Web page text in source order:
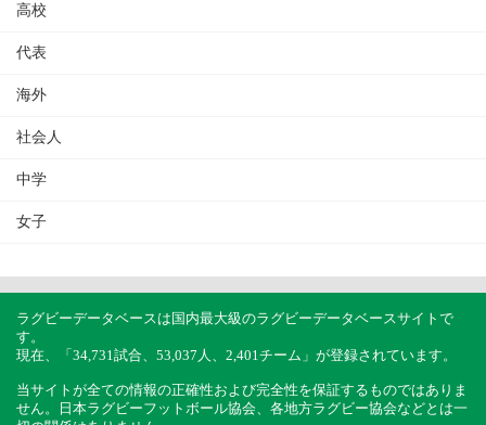
高校
代表
海外
社会人
中学
女子
ラグビーデータベースは国内最大級のラグビーデータベースサイトで
す。
現在、「34,731試合、53,037人、2,401チーム」が登録されています。
当サイトが全ての情報の正確性および完全性を保証するものではありま
せん。日本ラグビーフットボール協会、各地方ラグビー協会などとは一